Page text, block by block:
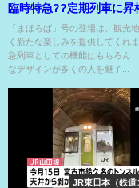
臨時特急??定期列車に昇
華絢爛リニューアル編成
転！
「まほろば」号の登場は、観光
く新たな楽しみを提供してくれ
急列車としての機能はもちろん
なデザインが多くの人を魅了...
JR東日本（鉄道